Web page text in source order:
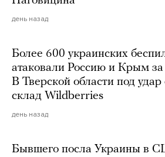
день назад
Более 600 украинских
атаковали Россию и Крым за
В Тверской области под удар
склад Wildberries
день назад
Бывшего посла Украины в